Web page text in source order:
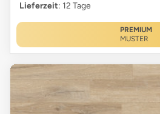
Lieferzeit: 12 Tage
PREMIUM
MUSTER